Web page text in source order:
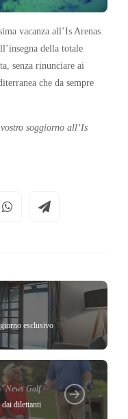
vacanza all’Is Arenas
della totale
senza rinunciare ai
che da sempre
soggiorno all’Is
esclusivo
News Golf
dilettanti